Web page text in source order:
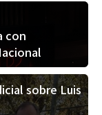
con
sobre Luis